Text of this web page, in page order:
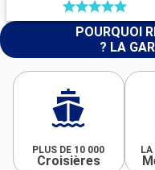
POURQUOI
? LA
PLUS DE 10 000
Croisières